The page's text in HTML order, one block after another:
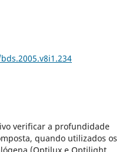
verificar a profundidade
quando utilizados os